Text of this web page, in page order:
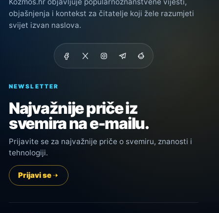
objašnjenja i kontekst za čitatelje koji žele razumjeti
svijet izvan naslova.
NEWSLETTER
Najvažnije priče iz
svemira na e-mailu.
Prijavite se za najvažnije priče o svemiru, znanosti i
tehnologiji.
Prijavi se